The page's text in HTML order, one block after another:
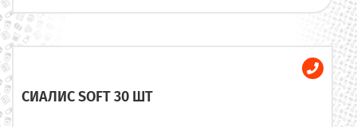
СИАЛИС SOFT 30 ШТ